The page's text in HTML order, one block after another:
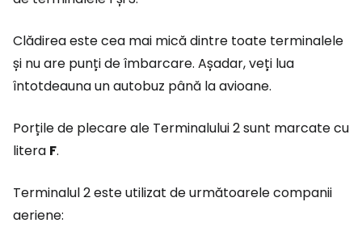
Clădirea este cea mai mică dintre toate terminalele
și nu are punți de îmbarcare. Așadar, veți lua
întotdeauna un autobuz până la avioane.
Porțile de plecare ale Terminalului 2 sunt marcate cu
litera F.
Terminalul 2 este utilizat de următoarele companii
aeriene: